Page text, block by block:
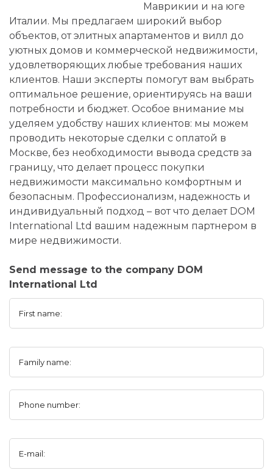
Маврикии и на юге
Италии. Мы предлагаем широкий выбор
объектов, от элитных апартаментов и вилл до
уютных домов и коммерческой недвижимости,
удовлетворяющих любые требования наших
клиентов. Наши эксперты помогут вам выбрать
оптимальное решение, ориентируясь на ваши
потребности и бюджет. Особое внимание мы
уделяем удобству наших клиентов: мы можем
проводить некоторые сделки с оплатой в
Москве, без необходимости вывода средств за
границу, что делает процесс покупки
недвижимости максимально комфортным и
безопасным. Профессионализм, надежность и
индивидуальный подход – вот что делает DOM
International Ltd вашим надежным партнером в
мире недвижимости.
Send message to the company DOM
International Ltd
First name:
Family name:
Phone number:
E-mail: